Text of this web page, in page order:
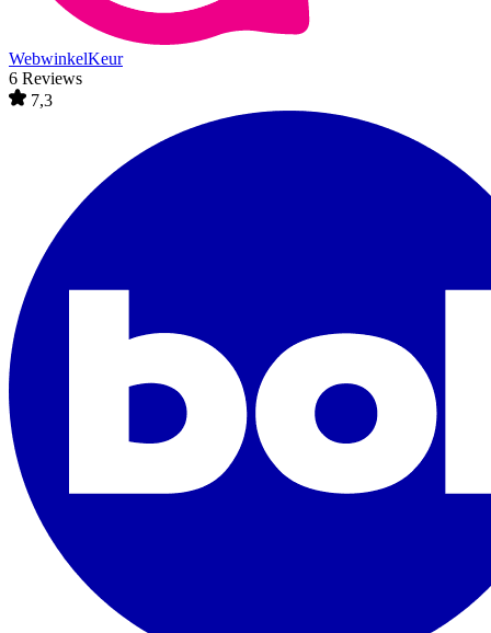
WebwinkelKeur
6 Reviews
7,3